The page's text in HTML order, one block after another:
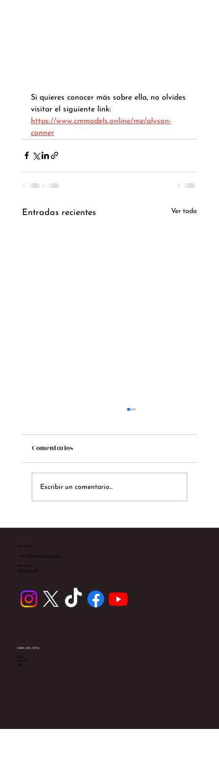
Si quieres conocer más sobre ella, no olvides
visitar el siguiente link:
https://www.cmmodels.online/me/alyson-
conner
Entradas recientes Ver todo
Te presentamos a Sarah Yates
Comentarios
Escribir un comentario...
MAPA DEL SITIO
CM Post
CONTACTO
E-mail: Ceo@cmstudiosweb.com
Whatsapp:
+57 312 231 4196